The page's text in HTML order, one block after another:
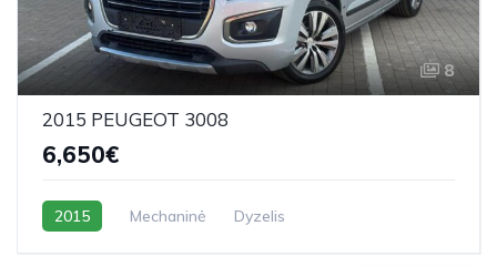
8
2015 PEUGEOT 3008
6,650€
2015 Mechaninė Dyzelis